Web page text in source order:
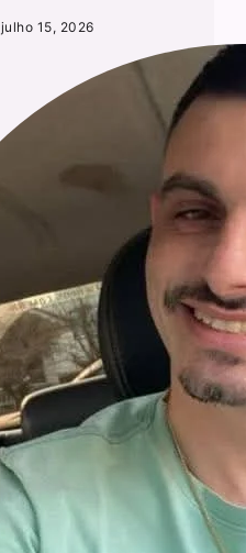
julho 15, 2026